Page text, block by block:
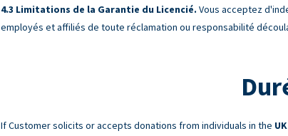
Limitations de la Garantie du Licencié. Vous acceptez
employés et affiliés de toute réclamation ou responsabilité
If Customer solicits or accepts donations from individuals in the